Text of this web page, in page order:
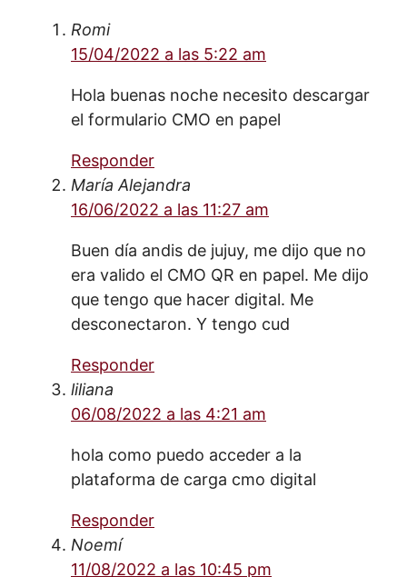
Romi
15/04/2022 a las 5:22 am
Hola buenas noche necesito descargar
el formulario CMO en papel
Responder
María Alejandra
16/06/2022 a las 11:27 am
Buen día andis de jujuy, me dijo que no
era valido el CMO QR en papel. Me dijo
que tengo que hacer digital. Me
desconectaron. Y tengo cud
Responder
liliana
06/08/2022 a las 4:21 am
hola como puedo acceder a la
plataforma de carga cmo digital
Responder
Noemí
11/08/2022 a las 10:45 pm